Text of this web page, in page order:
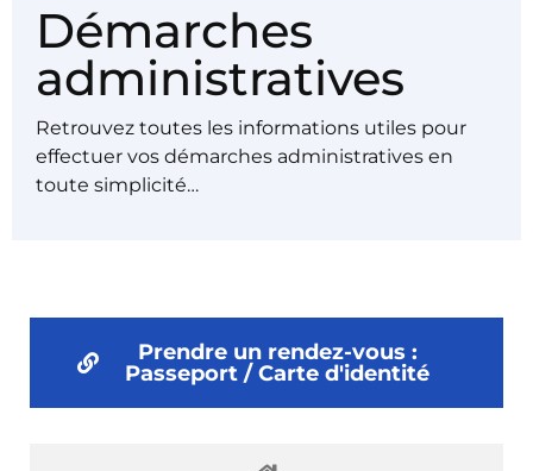
Démarches
administratives
Retrouvez toutes les informations utiles pour
effectuer vos démarches administratives en
toute simplicité…
Prendre un rendez-vous :
Passeport / Carte d'identité